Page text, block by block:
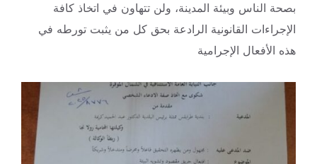
بصحة الناس وبيئة المدينة، ولن تتهاون في اتخاذ كافة
الإجراءات القانونية الرادعة بحق كل من يثبت تورطه في
هذه الأفعال الإجرامية